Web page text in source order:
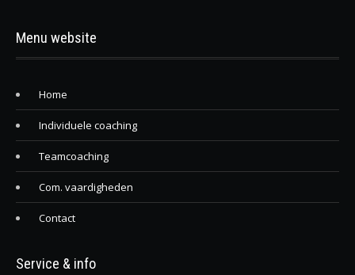
Menu website
Home
Individuele coaching
Teamcoaching
Com. vaardigheden
Contact
Service & info